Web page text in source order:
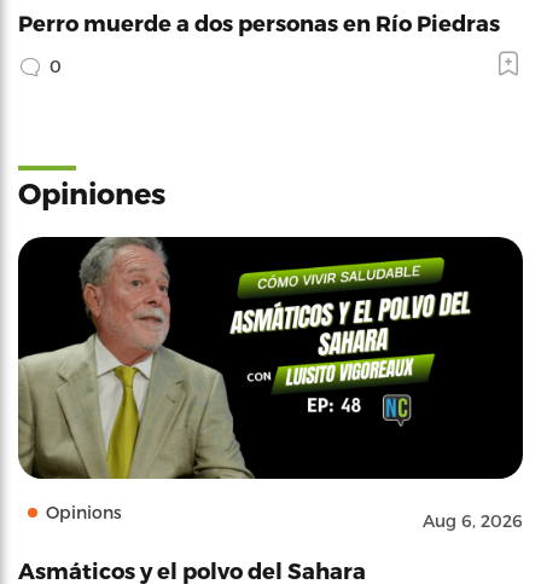
Perro muerde a dos personas en Río Piedras
0
Opiniones
Opinions Aug 6, 2026
Asmáticos y el polvo del Sahara